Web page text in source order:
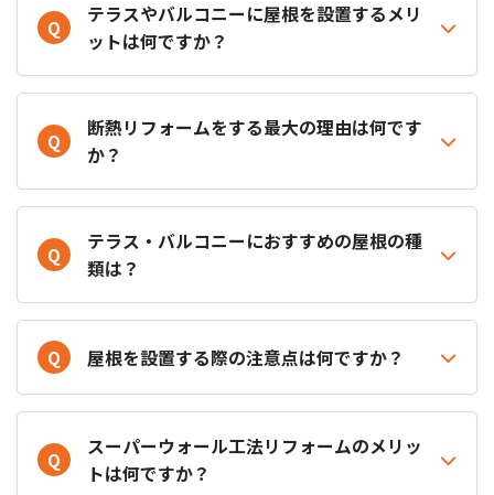
Q
テラスやバルコニーに屋根を設置するメリ
ットは何ですか？
Q
断熱リフォームをする最大の理由は何です
か？
Q
テラス・バルコニーにおすすめの屋根の種
類は？
Q 屋根を設置する際の注意点は何ですか？
Q
スーパーウォール工法リフォームのメリッ
トは何ですか？